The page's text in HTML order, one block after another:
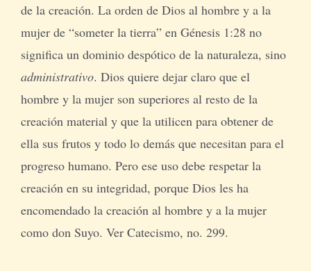
de la creación. La orden de Dios al hombre y a la
mujer de “someter la tierra” en Génesis 1:28 no
significa un dominio despótico de la naturaleza, sino
administrativo. Dios quiere dejar claro que el
hombre y la mujer son superiores al resto de la
creación material y que la utilicen para obtener de
ella sus frutos y todo lo demás que necesitan para el
progreso humano. Pero ese uso debe respetar la
creación en su integridad, porque Dios les ha
encomendado la creación al hombre y a la mujer
como don Suyo. Ver Catecismo, no. 299.